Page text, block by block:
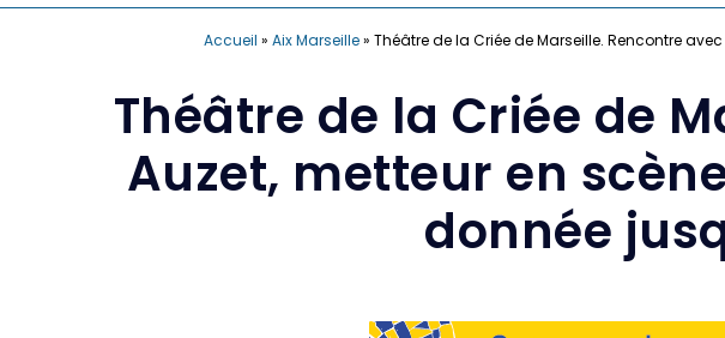
Accueil » Aix Marseille» Théâtre de la Criée de Marseille. Rencontre
Théâtre de la Criée de
Auzet, metteur en
donnée